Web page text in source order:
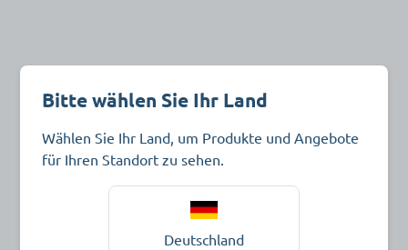
Bitte wählen Sie Ihr Land
Wählen Sie Ihr Land, um Produkte und Angebote
für Ihren Standort zu sehen.
Deutschland